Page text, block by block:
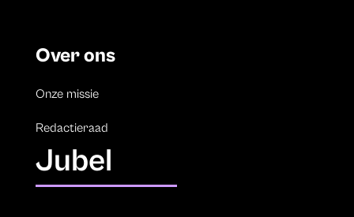
Over ons
Onze missie
Redactieraad
Jubel